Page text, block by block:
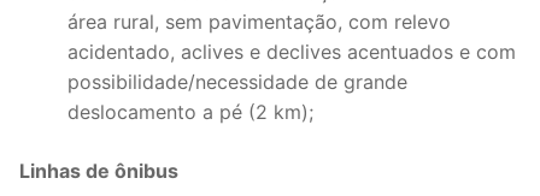
área rural, sem pavimentação, com relevo
acidentado, aclives e declives acentuados e com
possibilidade/necessidade de grande
deslocamento a pé (2 km);
Linhas de ônibus